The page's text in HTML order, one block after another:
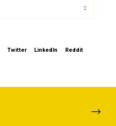
Twitter LinkedIn Reddit